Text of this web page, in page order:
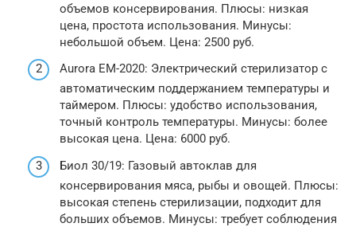
объемов консервирования. Плюсы: низкая
цена, простота использования. Минусы:
небольшой объем. Цена: 2500 руб.
Aurora EM-2020: Электрический стерилизатор с
автоматическим поддержанием температуры и
таймером. Плюсы: удобство использования,
точный контроль температуры. Минусы: более
высокая цена. Цена: 6000 руб.
Биол 30/19: Газовый автоклав для
консервирования мяса, рыбы и овощей. Плюсы:
высокая степень стерилизации, подходит для
больших объемов. Минусы: требует соблюдения